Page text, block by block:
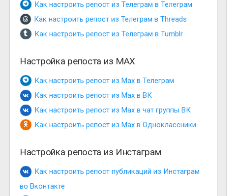
Как настроить репост из Телеграм в Телеграм
Как настроить репост из Телеграм в Threads
Как настроить репост из Телеграм в Tumblr
Настройка репоста из MAX
Как настроить репост из Max в Телеграм
Как настроить репост из Max в ВК
Как настроить репост из Max в чат группы ВК
Как настроить репост из Max в Одноклассники
Настройка репоста из Инстаграм
Как настроить репост публикаций из Инстаграм
во Вконтакте